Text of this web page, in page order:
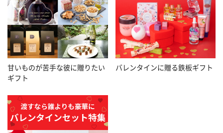
甘いものが苦手な彼に贈りたい
ギフト
バレンタインに贈る鉄板ギフト